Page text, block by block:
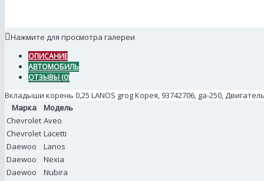
Нажмите для просмотра галереи
ОПИСАНИЕ
АВТОМОБИЛЬ
ОТЗЫВЫ (0)
Вкладыши корень 0,25 LANOS grog Корея, 93742706, ga-250,
Марка
Модель
Chevrolet Aveo
Chevrolet Lacetti
Daewoo
Lanos
Daewoo
Nexia
Daewoo
Nubira